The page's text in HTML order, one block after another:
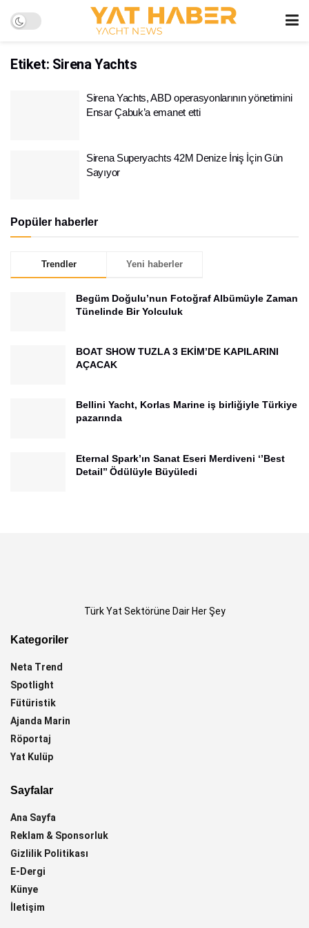
Etiket: Sirena Yachts
Sirena Yachts, ABD operasyonlarının yönetimini
Ensar Çabuk’a emanet etti
Sirena Superyachts 42M Denize İniş İçin Gün
Sayıyor
Popüler haberler
Trendler Yeni haberler
Begüm Doğulu’nun Fotoğraf Albümüyle Zaman
Tünelinde Bir Yolculuk
BOAT SHOW TUZLA 3 EKİM’DE KAPILARINI
AÇACAK
Bellini Yacht, Korlas Marine iş birliğiyle Türkiye
pazarında
Eternal Spark’ın Sanat Eseri Merdiveni ‘’Best
Detail’’ Ödülüyle Büyüledi
Türk Yat Sektörüne Dair Her Şey
Kategoriler
Neta Trend
Spotlight
Fütüristik
Ajanda Marin
Röportaj
Yat Kulüp
Sayfalar
Ana Sayfa
Reklam & Sponsorluk
Gizlilik Politikası
E-Dergi
Künye
İletişim